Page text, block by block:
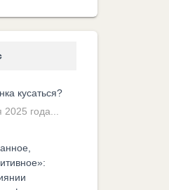
кусаться?
года...